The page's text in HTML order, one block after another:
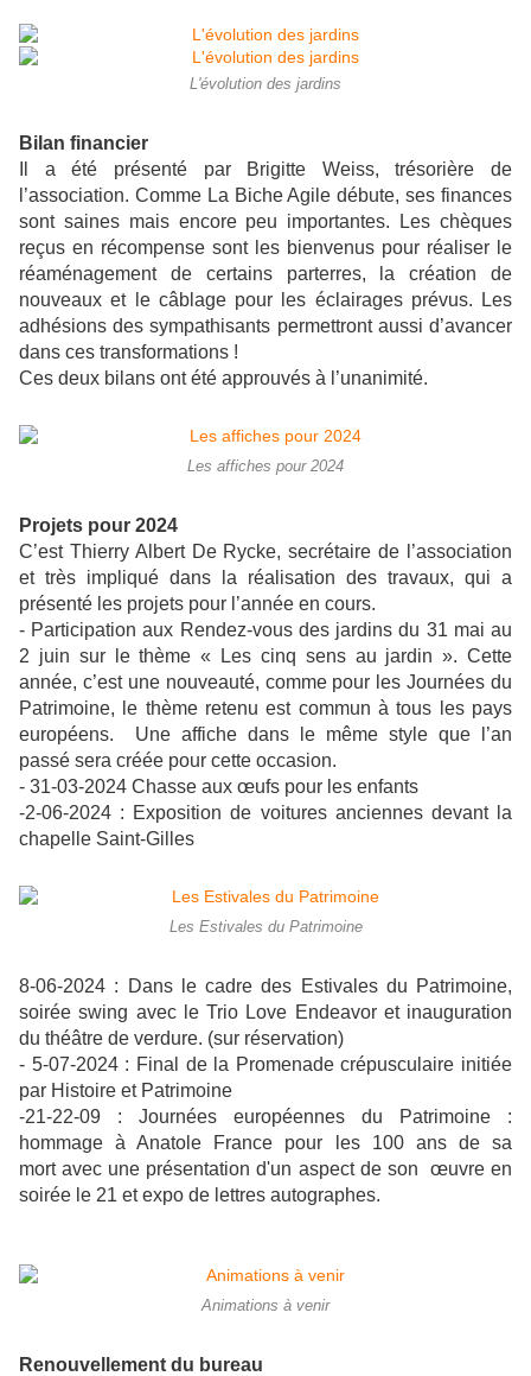
L'évolution des jardins
Bilan financier
Il a été présenté par Brigitte Weiss, trésorière de
l’association. Comme La Biche Agile débute, ses finances
sont saines mais encore peu importantes. Les chèques
reçus en récompense sont les bienvenus pour réaliser le
réaménagement de certains parterres, la création de
nouveaux et le câblage pour les éclairages prévus. Les
adhésions des sympathisants permettront aussi d’avancer
dans ces transformations !
Ces deux bilans ont été approuvés à l’unanimité.
Les affiches pour 2024
Projets pour 2024
C’est Thierry Albert De Rycke, secrétaire de l’association
et très impliqué dans la réalisation des travaux, qui a
présenté les projets pour l’année en cours.
- Participation aux Rendez-vous des jardins du 31 mai au
2 juin sur le thème « Les cinq sens au jardin ». Cette
année, c’est une nouveauté, comme pour les Journées du
Patrimoine, le thème retenu est commun à tous les pays
européens. Une affiche dans le même style que l’an
passé sera créée pour cette occasion.
- 31-03-2024 Chasse aux œufs pour les enfants
-2-06-2024 : Exposition de voitures anciennes devant la
chapelle Saint-Gilles
Les Estivales du Patrimoine
8-06-2024 : Dans le cadre des Estivales du Patrimoine,
soirée swing avec le Trio Love Endeavor et inauguration
du théâtre de verdure. (sur réservation)
- 5-07-2024 : Final de la Promenade crépusculaire initiée
par Histoire et Patrimoine
-21-22-09 : Journées européennes du Patrimoine :
hommage à Anatole France pour les 100 ans de sa
mort avec une présentation d'un aspect de son œuvre en
soirée le 21 et expo de lettres autographes.
Animations à venir
Renouvellement du bureau